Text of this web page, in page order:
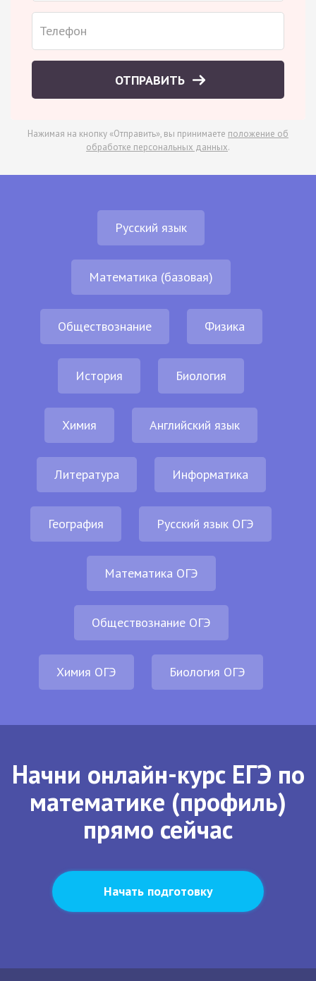
ОТПРАВИТЬ
Нажимая на кнопку «Отправить», вы принимаете положение об
обработке персональных данных.
Русский язык
Математика (базовая)
Обществознание Физика
История Биология
Химия Английский язык
Литература Информатика
География Русский язык ОГЭ
Математика ОГЭ
Обществознание ОГЭ
Химия ОГЭ Биология ОГЭ
Начни онлайн-курс ЕГЭ по
математике (профиль)
прямо сейчас
Начать подготовку